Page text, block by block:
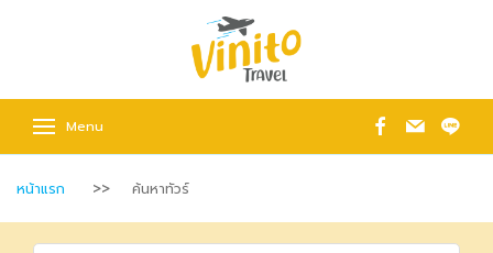
Menu
หน้าแรก ค้นหาทัวร์